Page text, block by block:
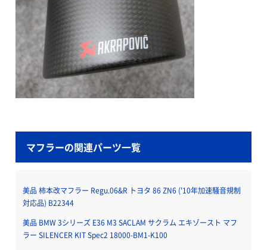
マフラーの関連パーツ一覧
美品 柿本改マフラー Regu.06&R トヨタ 86 ZN6 ('10年加速騒音規制
対応品) B22344
美品 BMW 3シリーズ E36 M3 SACLAM サクラム エキゾースト マフ
ラー SILENCER KIT Spec2 18000-BM1-K100